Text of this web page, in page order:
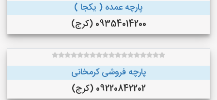
پارچه عمده ( یکجا )
09354014200 (کرج)
پارچه فروشی کرمخانی
09220842202 (کرج)